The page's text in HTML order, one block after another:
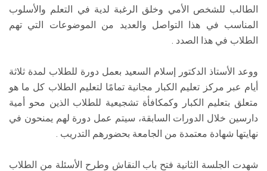
الطالب للشخص الأمي وخلق الرغبة لدية في التعلم والأسلوب
المناسب في هذا التواصل والعديد من الموضوعات التي تهم
الطلاب في هذا الصدد .
ووعد الأستاذ الدكتور إسلام السعيد بعمل دورة للطلاب لمدة ثلاثة
أيام عبر مركز تعليم الكبار مجانية تمامًا لتعليم الطلاب كل ما هو
متعلق بتعليم الكبار وكمكافأة تشجيعية للطلاب الذين محو أمية
دارسين خلال الدورات السابقة، سيتم عمل دورة لهم يمنحون في
نهايتها شهادة معتمدة من الجامعة بحضورهم التدريب .
شهدت الجلسة الثانية فتح باب النقاش وطرح الأسئلة من الطلاب